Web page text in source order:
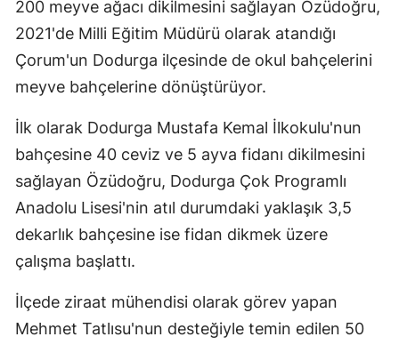
Gümüşhane
Hakkari
Isparta
Mersin
İstanbul
Kastamonu
200 meyve ağacı dikilmesini sağlayan Özüdoğru,
2021'de Milli Eğitim Müdürü olarak atandığı
Çorum'un Dodurga ilçesinde de okul bahçelerini
meyve bahçelerine dönüştürüyor.
İlk olarak Dodurga Mustafa Kemal İlkokulu'nun
bahçesine 40 ceviz ve 5 ayva fidanı dikilmesini
sağlayan Özüdoğru, Dodurga Çok Programlı
Anadolu Lisesi'nin atıl durumdaki yaklaşık 3,5
dekarlık bahçesine ise fidan dikmek üzere
çalışma başlattı.
İlçede ziraat mühendisi olarak görev yapan
Mehmet Tatlısu'nun desteğiyle temin edilen 50